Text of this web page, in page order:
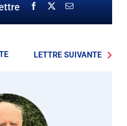
LETTRE SUIVANTE